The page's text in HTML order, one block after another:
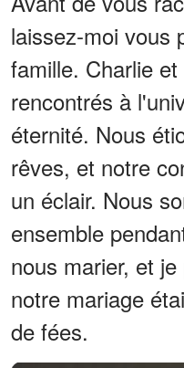
laissez-moi vous
famille. Charlie
rencontrés à
éternité. Nous
rêves, et notre
un éclair. Nous
ensemble
nous marier, et
notre mariage
de fées.